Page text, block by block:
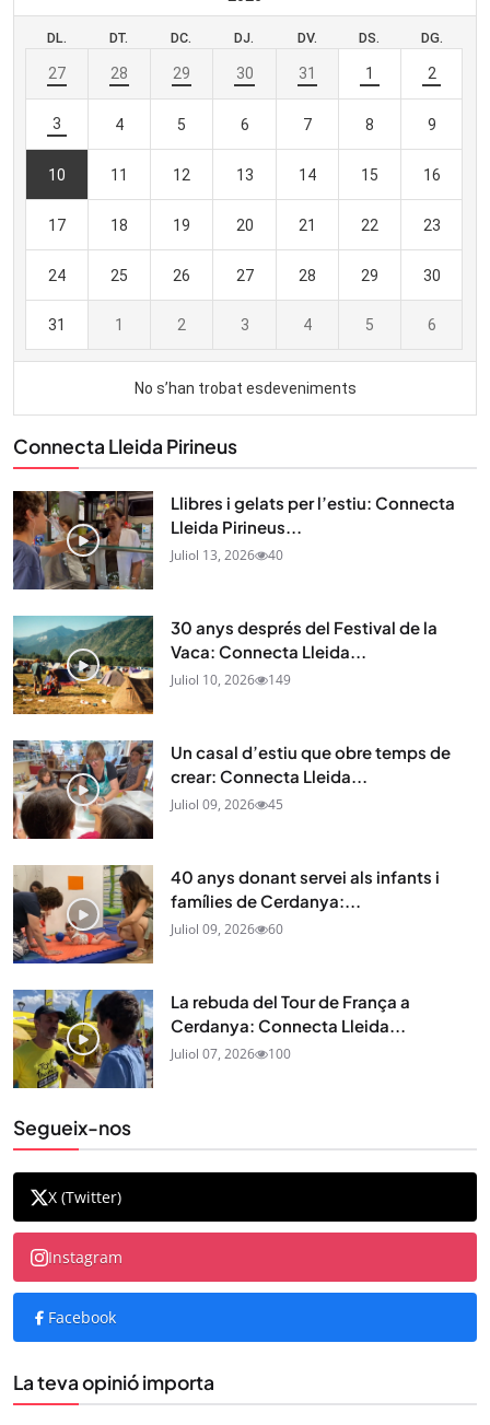
Connecta Lleida Pirineus
Llibres i gelats per l’estiu: Connecta
Lleida Pirineus...
Juliol 13, 2026 40
30 anys després del Festival de la
Vaca: Connecta Lleida...
Juliol 10, 2026 149
Un casal d’estiu que obre temps de
crear: Connecta Lleida...
Juliol 09, 2026 45
40 anys donant servei als infants i
famílies de Cerdanya:...
Juliol 09, 2026 60
La rebuda del Tour de França a
Cerdanya: Connecta Lleida...
Juliol 07, 2026 100
Segueix-nos
X (Twitter)
Instagram
Facebook
La teva opinió importa